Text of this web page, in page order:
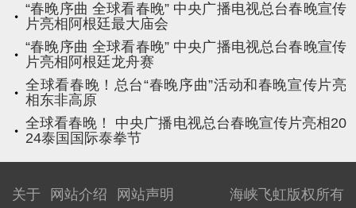
“春晚序曲 全球看春晚” 中央广播电视总台春晚宣传
片亮相阿根廷最大庙会
“春晚序曲 全球看春晚” 中央广播电视总台春晚宣传
片亮相阿根廷龙舟赛
全球看春晚！总台“春晚序曲”活动和春晚宣传片亮
相东非高原
全球看春晚！ 中央广播电视总台春晚宣传片亮相20
24泰国国际泰拳节
海峡飞虹版权所有
关于 网站介绍 网站声明